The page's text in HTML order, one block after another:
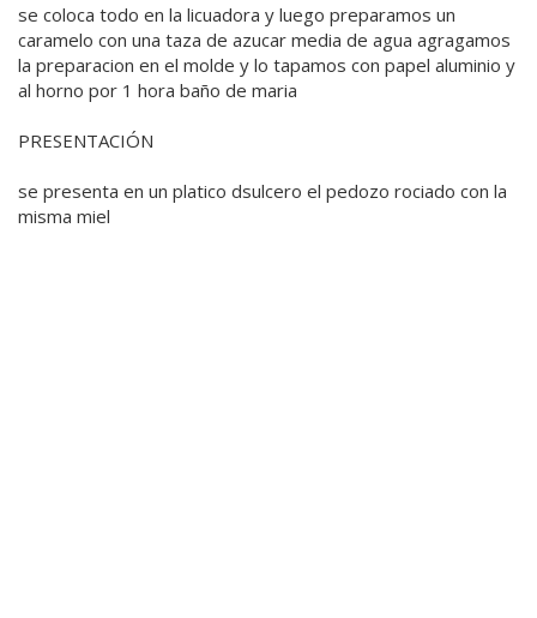
se coloca todo en la licuadora y luego preparamos un
caramelo con una taza de azucar media de agua agragamos
la preparacion en el molde y lo tapamos con papel aluminio y
al horno por 1 hora baño de maria
PRESENTACIÓN
se presenta en un platico dsulcero el pedozo rociado con la
misma miel